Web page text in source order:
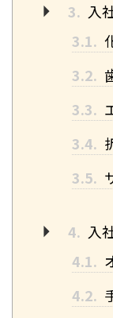
3. 入
3.1.
3.2.
3.3.
3.4.
3.5.
4. 入
4.1.
4.2.